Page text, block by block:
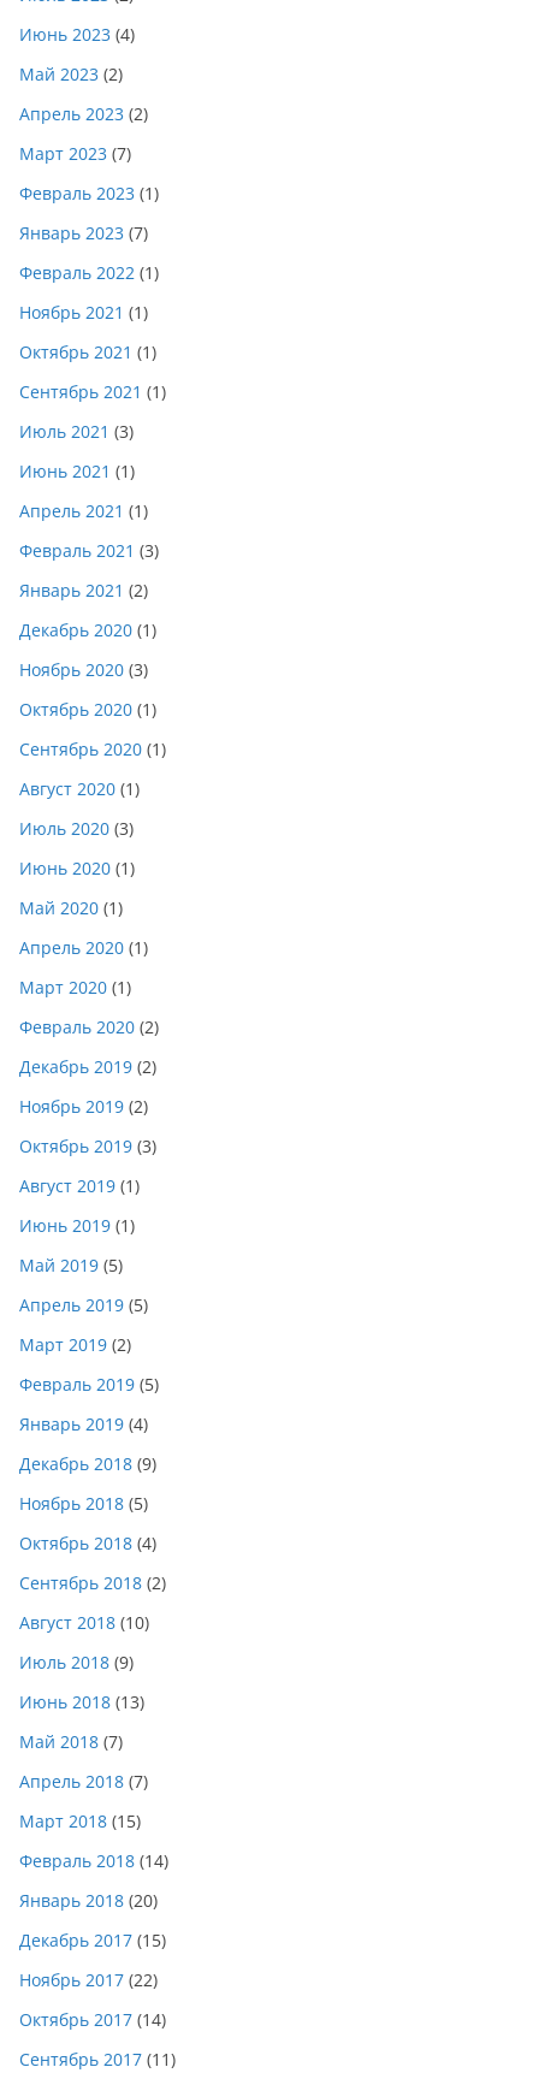
Июнь 2023 (4)
Май 2023 (2)
Апрель 2023 (2)
Март 2023 (7)
Февраль 2023 (1)
Январь 2023 (7)
Февраль 2022 (1)
Ноябрь 2021 (1)
Октябрь 2021 (1)
Сентябрь 2021 (1)
Июль 2021 (3)
Июнь 2021 (1)
Апрель 2021 (1)
Февраль 2021 (3)
Январь 2021 (2)
Декабрь 2020 (1)
Ноябрь 2020 (3)
Октябрь 2020 (1)
Сентябрь 2020 (1)
Август 2020 (1)
Июль 2020 (3)
Июнь 2020 (1)
Май 2020 (1)
Апрель 2020 (1)
Март 2020 (1)
Февраль 2020 (2)
Декабрь 2019 (2)
Ноябрь 2019 (2)
Октябрь 2019 (3)
Август 2019 (1)
Июнь 2019 (1)
Май 2019 (5)
Апрель 2019 (5)
Март 2019 (2)
Февраль 2019 (5)
Январь 2019 (4)
Декабрь 2018 (9)
Ноябрь 2018 (5)
Октябрь 2018 (4)
Сентябрь 2018 (2)
Август 2018 (10)
Июль 2018 (9)
Июнь 2018 (13)
Май 2018 (7)
Апрель 2018 (7)
Март 2018 (15)
Февраль 2018 (14)
Январь 2018 (20)
Декабрь 2017 (15)
Ноябрь 2017 (22)
Октябрь 2017 (14)
Сентябрь 2017 (11)